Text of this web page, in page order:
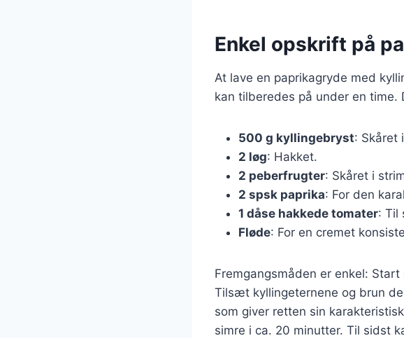
Enkel opskrift på
At lave en paprikagryde med
kan tilberedes på under en time.
500 g kyllingebryst: Skåret
2 løg: Hakket.
2 peberfrugter: Skåret i
2 spsk paprika: For den
1 dåse hakkede tomater: Til
Fløde: For en cremet
Fremgangsmåden er enkel:
Tilsæt kyllingeternene og brun
som giver retten sin
simre i ca. 20 minutter. Til sidst